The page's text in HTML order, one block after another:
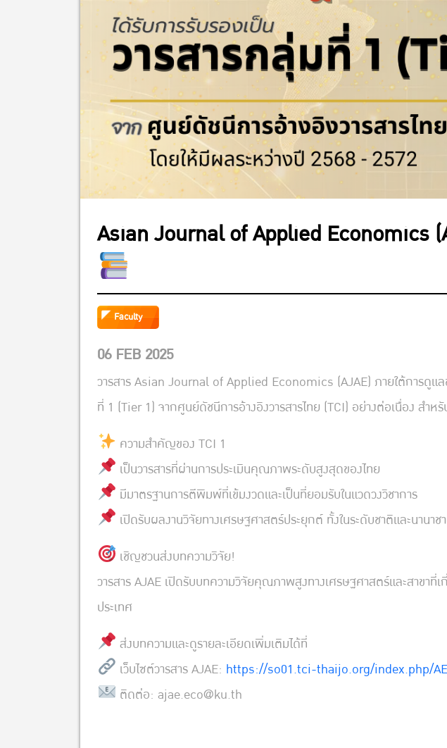
Asian Journal of Applied Economics
Faculty
06 FEB 2025
วารสาร Asian Journal of Applied Economics (AJAE) ภายใต้การดูแ
ที่ 1 (Tier 1) จากศูนย์ดัชนีการอ้างอิงวารสารไทย (TCI) อย่างต่อเนื่อง สำห
ความสำคัญของ TCI 1
เป็นวารสารที่ผ่านการประเมินคุณภาพระดับสูงสุดของไทย
มีมาตรฐานการตีพิมพ์ที่เข้มงวดและเป็นที่ยอมรับในแวดวงวิชาการ
เปิดรับผลงานวิจัยทางเศรษฐศาสตร์ประยุกต์ ทั้งในระดับชาติและนานาช
เชิญชวนส่งบทความวิจัย!
วารสาร AJAE เปิดรับบทความวิจัยคุณภาพสูงทางเศรษฐศาสตร์และสาขาที่
ประเทศ
ส่งบทความและดูรายละเอียดเพิ่มเติมได้ที่
เว็บไซต์วารสาร AJAE: https://so01.tci-thaijo.org/index.php/
ติดต่อ: ajae.eco@ku.th